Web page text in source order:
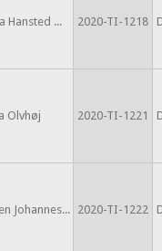
Hansted ... 2020-TI-1218
Olvhøj 2020-TI-1221
Johannes... 2020-TI-1222